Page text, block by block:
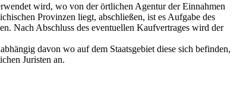
wird, wo von der örtlichen Agentur der Einnahmen
Provinzen liegt, abschließen, ist es Aufgabe des
Nach Abschluss des eventuellen Kaufvertrages wird der
davon wo auf dem Staatsgebiet diese sich befinden,
Juristen an.